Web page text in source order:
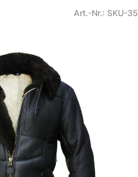
Art.-Nr.: SKU-